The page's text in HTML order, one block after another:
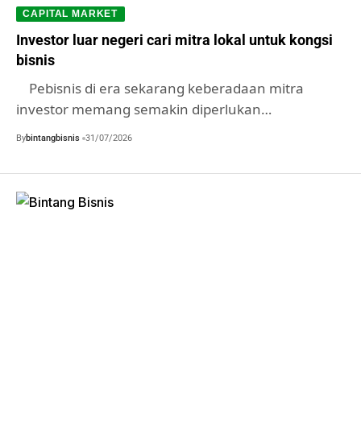
CAPITAL MARKET
Investor luar negeri cari mitra lokal untuk kongsi
bisnis
Pebisnis di era sekarang keberadaan mitra
investor memang semakin diperlukan…
Bybintangbisnis 31/07/2026